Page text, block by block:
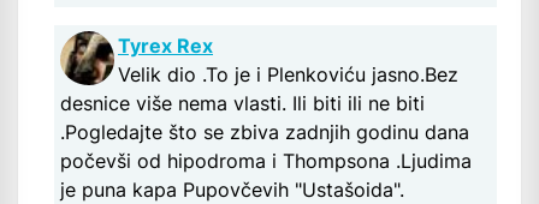
Tyrex Rex
Velik dio .To je i Plenkoviću jasno.Bez
desnice više nema vlasti. Ili biti ili ne biti
.Pogledajte što se zbiva zadnjih godinu dana
počevši od hipodroma i Thompsona .Ljudima
je puna kapa Pupovčevih "Ustašoida".